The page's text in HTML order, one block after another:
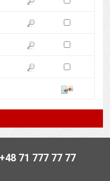
Pokaż podgląd wersji z dnia
Zaznacz wersję do
Pokaż podgląd wersji z dnia
Zaznacz wersję do
Pokaż podgląd wersji z dnia
Zaznacz wersję do
Porównaj
71 777 77 77